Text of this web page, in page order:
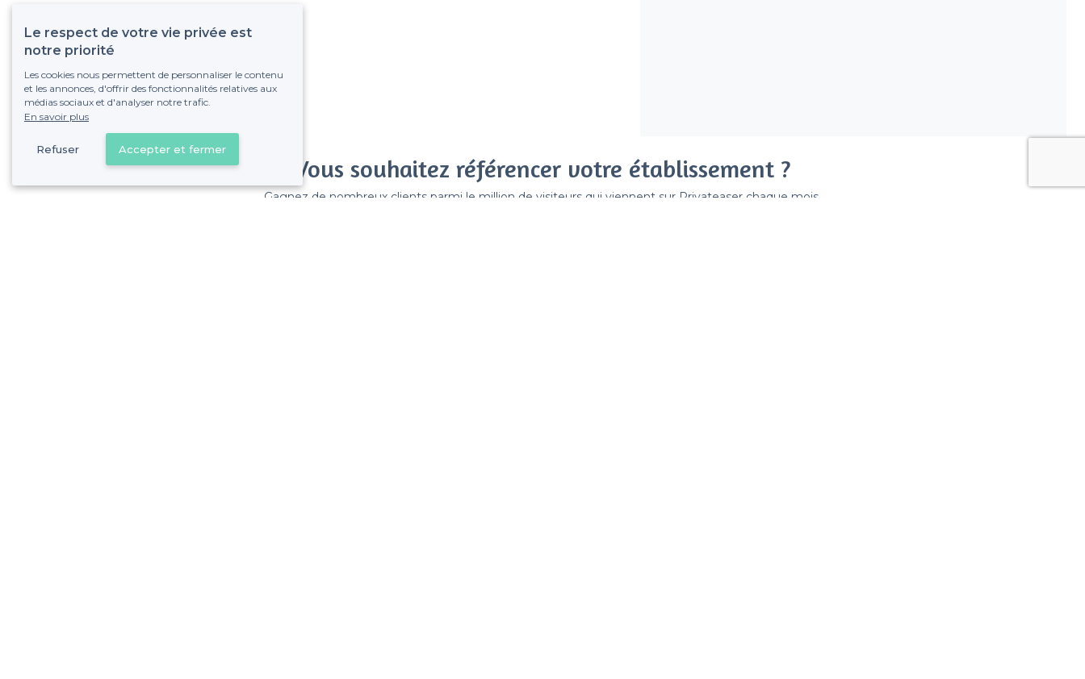
Vous souhaitez référencer votre établissement ?
Gagnez de nombreux clients parmi le million de visiteurs qui viennent sur Privateaser chaque mois.
Le respect de votre vie privée est
notre priorité
Les cookies nous permettent de personnaliser le contenu
et les annonces, d'offrir des fonctionnalités relatives aux
médias sociaux et d'analyser notre trafic.
En savoir plus
Refuser Accepter et fermer